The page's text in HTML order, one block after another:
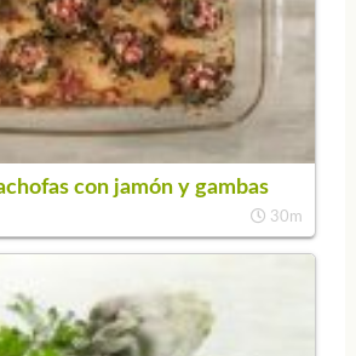
con jamón y gambas
30m